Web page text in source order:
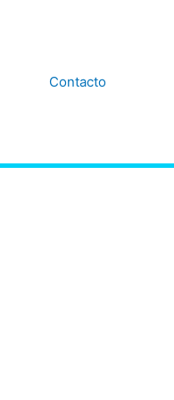
Contacto